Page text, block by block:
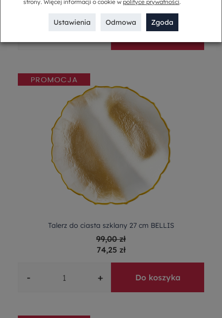
73,50 zł
Talerz do ciasta szklany 27 cm BELLIS
99,00 zł
74,25 zł
- + Do koszyka
strony. Więcej informacji o cookie w polityce prywatności.
Ustawienia Odmowa Zgoda